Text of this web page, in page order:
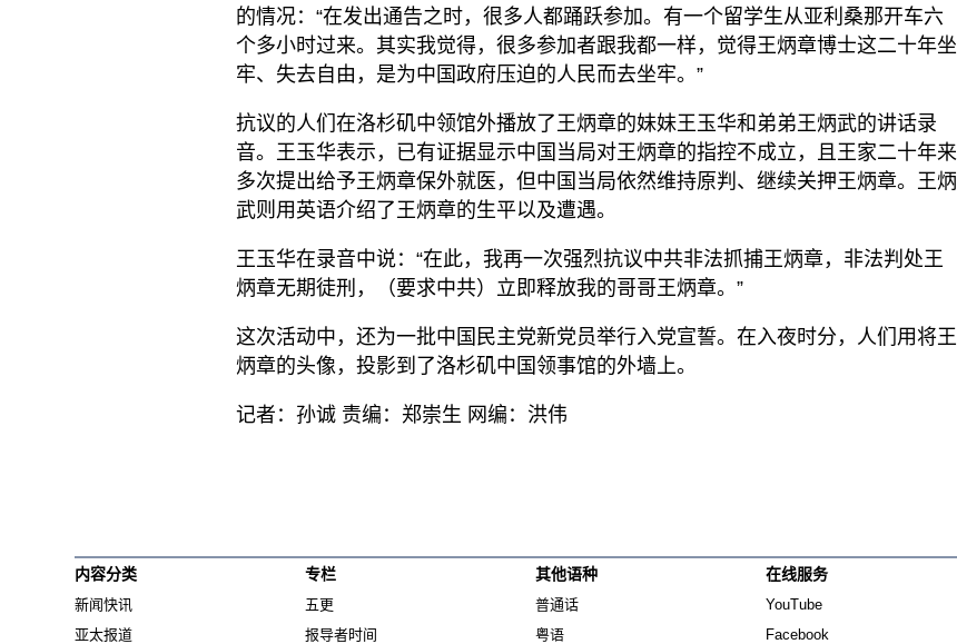
的情况：“在发出通告之时，很多人都踊跃参加。有一个留学生从亚利桑那开车六
个多小时过来。其实我觉得，很多参加者跟我都一样，觉得王炳章博士这二十年坐
牢、失去自由，是为中国政府压迫的人民而去坐牢。”
抗议的人们在洛杉矶中领馆外播放了王炳章的妹妹王玉华和弟弟王炳武的讲话录
音。王玉华表示，已有证据显示中国当局对王炳章的指控不成立，且王家二十年来
多次提出给予王炳章保外就医，但中国当局依然维持原判、继续关押王炳章。王炳
武则用英语介绍了王炳章的生平以及遭遇。
王玉华在录音中说：“在此，我再一次强烈抗议中共非法抓捕王炳章，非法判处王
炳章无期徒刑，（要求中共）立即释放我的哥哥王炳章。”
这次活动中，还为一批中国民主党新党员举行入党宣誓。在入夜时分，人们用将王
炳章的头像，投影到了洛杉矶中国领事馆的外墙上。
记者：孙诚 责编：郑崇生 网编：洪伟
内容分类
新闻快讯
亚太报道
专栏
五更
报导者时间
其他语种
普通话
粤语
在线服务
YouTube
Facebook